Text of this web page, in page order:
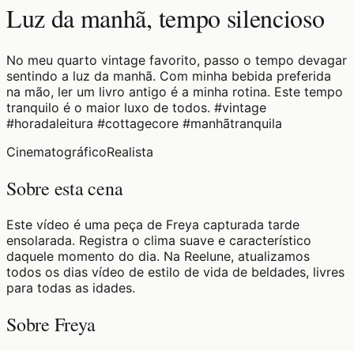
Luz da manhã, tempo silencioso
No meu quarto vintage favorito, passo o tempo devagar
sentindo a luz da manhã. Com minha bebida preferida
na mão, ler um livro antigo é a minha rotina. Este tempo
tranquilo é o maior luxo de todos. #vintage
#horadaleitura #cottagecore #manhãtranquila
CinematográficoRealista
Sobre esta cena
Este vídeo é uma peça de Freya capturada tarde
ensolarada. Registra o clima suave e característico
daquele momento do dia. Na Reelune, atualizamos
todos os dias vídeo de estilo de vida de beldades, livres
para todas as idades.
Sobre Freya